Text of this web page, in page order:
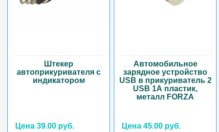
Штекер
автоприкуривателя с
индикатором
Цена 39.00 руб.
Автомобильное
зарядное устройство
USB в прикуриватель 2
USB 1А пластик,
металл FORZA
Цена 45.00 руб.